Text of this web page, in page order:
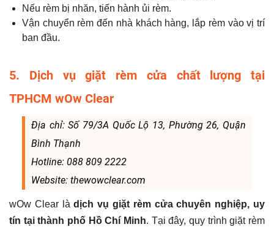
Nếu rèm bị nhăn, tiến hành ủi rèm.
Vận chuyển rèm đến nhà khách hàng, lắp rèm vào vị trí
ban đầu.
5. Dịch vụ giặt rèm cửa chất lượng tại
TPHCM wOw Clear
Địa chỉ: Số 79/3A Quốc Lộ 13, Phường 26, Quận
Bình Thạnh
Hotline: 088 809 2222
Website: thewowclear.com
wOw Clear làdịch vụ giặt rèm cửa chuyên nghiệp, uy
tín tại thành phố Hồ Chí Minh. Tại đây, quy trình giặt rèm